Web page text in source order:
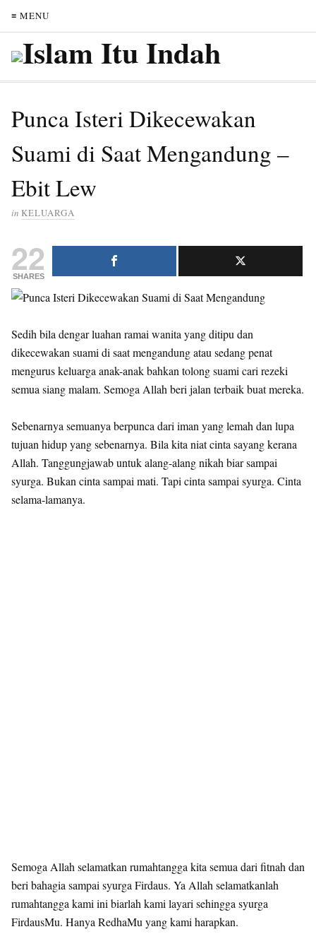
≡ MENU
Punca Isteri Dikecewakan
Suami di Saat Mengandung –
Ebit Lew
in KELUARGA
22
SHARES
Sedih bila dengar luahan ramai wanita yang ditipu dan
dikecewakan suami di saat mengandung atau sedang penat
mengurus keluarga anak-anak bahkan tolong suami cari rezeki
semua siang malam. Semoga Allah beri jalan terbaik buat mereka.
Sebenarnya semuanya berpunca dari iman yang lemah dan lupa
tujuan hidup yang sebenarnya. Bila kita niat cinta sayang kerana
Allah. Tanggungjawab untuk alang-alang nikah biar sampai
syurga. Bukan cinta sampai mati. Tapi cinta sampai syurga. Cinta
selama-lamanya.
Semoga Allah selamatkan rumahtangga kita semua dari fitnah dan
beri bahagia sampai syurga Firdaus. Ya Allah selamatkanlah
rumahtangga kami ini biarlah kami layari sehingga syurga
FirdausMu. Hanya RedhaMu yang kami harapkan.